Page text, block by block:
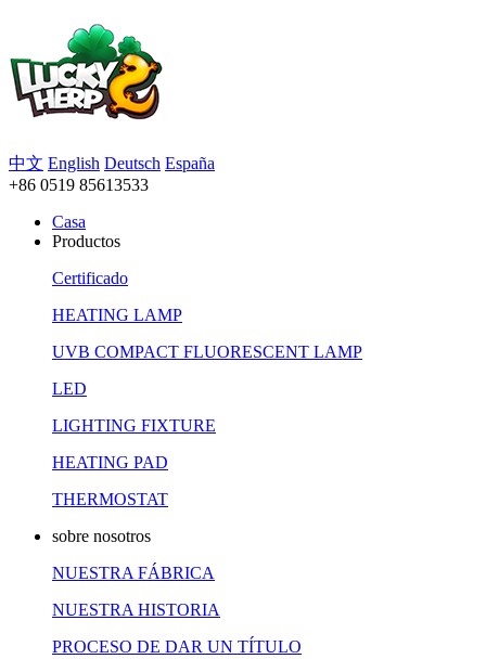
中文 English Deutsch España
+86 0519 85613533
Casa
Productos
Certificado
HEATING LAMP
UVB COMPACT FLUORESCENT LAMP
LED
LIGHTING FIXTURE
HEATING PAD
THERMOSTAT
sobre nosotros
NUESTRA FÁBRICA
NUESTRA HISTORIA
PROCESO DE DAR UN TÍTULO